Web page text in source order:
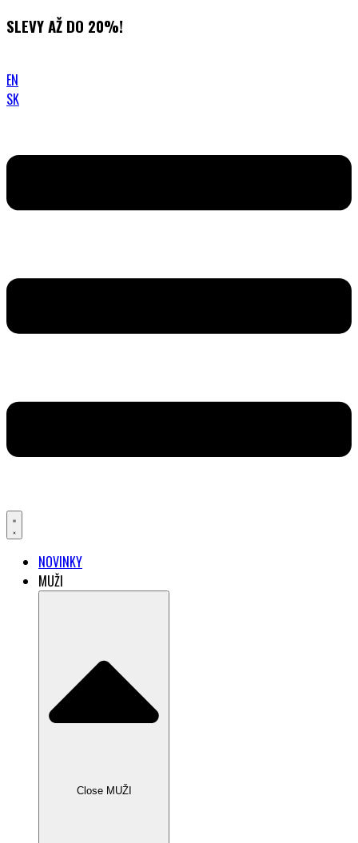
Přejít
SLEVY AŽ DO 20%!
EN
SK
NOVINKY
MUŽI
Close MUŽI